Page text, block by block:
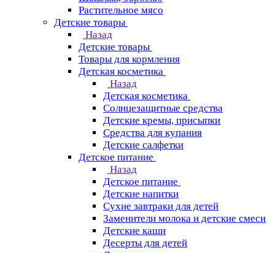
Растительное мясо
Детские товары
Назад
Детские товары
Товары для кормления
Детская косметика
Назад
Детская косметика
Солнцезащитные средства
Детские кремы, присыпки
Средства для купания
Детские салфетки
Детское питание
Назад
Детское питание
Детские напитки
Сухие завтраки для детей
Заменители молока и детские смеси
Детские каши
Десерты для детей